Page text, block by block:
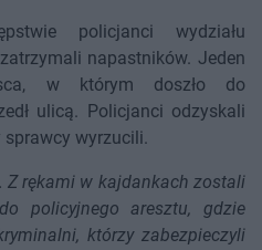
policjanci wydziału
napastników. Jeden
w którym doszło do
ulicą. Policjanci odzyskali
wyrzucili.
rękami w kajdankach zostali
policyjnego aresztu, gdzie
którzy zabezpieczyli